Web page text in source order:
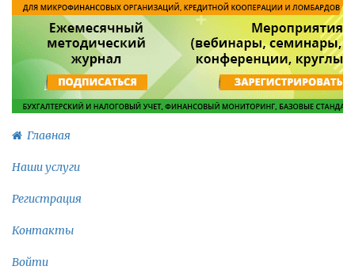
Главная
Наши услуги
Регистрация
Контакты
Войти